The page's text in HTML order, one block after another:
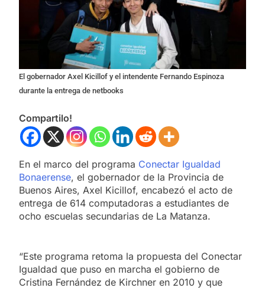
El gobernador Axel Kicillof y el intendente Fernando Espinoza
durante la entrega de netbooks
Compartilo!
En el marco del programa Conectar Igualdad
Bonaerense, el gobernador de la Provincia de
Buenos Aires, Axel Kicillof, encabezó el acto de
entrega de 614 computadoras a estudiantes de
ocho escuelas secundarias de La Matanza.
“Este programa retoma la propuesta del Conectar
Igualdad que puso en marcha el gobierno de
Cristina Fernández de Kirchner en 2010 y que